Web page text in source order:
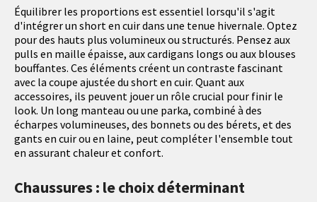
Équilibrer les proportions est essentiel lorsqu'il s'agit
d'intégrer un short en cuir dans une tenue hivernale. Optez
pour des hauts plus volumineux ou structurés. Pensez aux
pulls en maille épaisse, aux cardigans longs ou aux blouses
bouffantes. Ces éléments créent un contraste fascinant
avec la coupe ajustée du short en cuir. Quant aux
accessoires, ils peuvent jouer un rôle crucial pour finir le
look. Un long manteau ou une parka, combiné à des
écharpes volumineuses, des bonnets ou des bérets, et des
gants en cuir ou en laine, peut compléter l'ensemble tout
en assurant chaleur et confort.
Chaussures : le choix déterminant